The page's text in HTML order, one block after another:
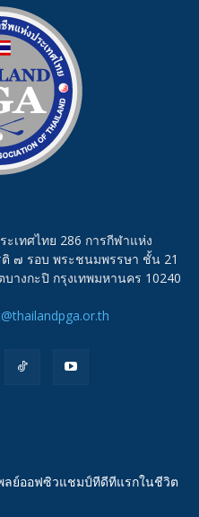
เทศไทย 286 การกีฬาแห่ง
ติ ๗ รอบ พระชนมพรรษา ชั้น 21
างกะปิ กรุงเทพมหานคร 10240
ลย์ออฟซิวแชมป์ทีดีทีแรกในชีวิต